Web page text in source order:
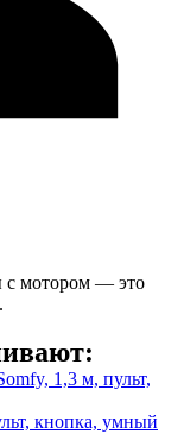
с мотором — это
1,3 м, пульт,
кнопка, умный